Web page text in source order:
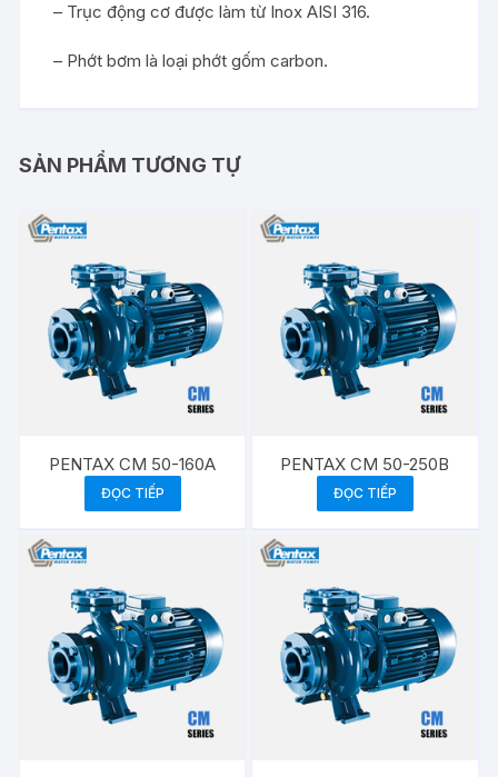
– Trục động cơ được làm từ Inox AISI 316.
– Phớt bơm là loại phớt gốm carbon.
SẢN PHẨM TƯƠNG TỰ
PENTAX CM 50-160A
ĐỌC TIẾP
PENTAX CM 50-250B
ĐỌC TIẾP